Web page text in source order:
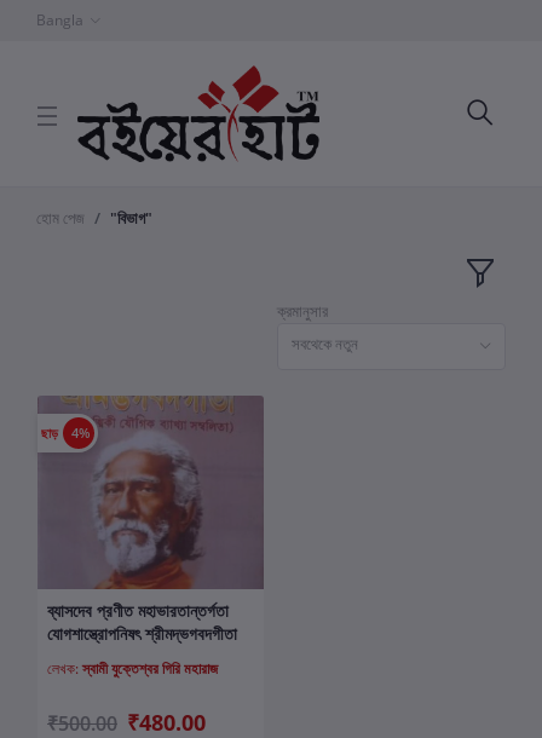
Bangla
হোম পেজ "বিভাগ"
ক্রমানুসার
সবথেকে নতুন
ছাড় 4%
কার্টে যোগ করুন
ব্যাসদেব প্রণীত মহাভারতান্তর্গতা
যোগশাস্ত্রোপনিষৎ শ্রীমদ্ভগবদগীতা
লেখক: স্বামী যুক্তেশ্বর গিরি মহারাজ
₹500.00 ₹480.00